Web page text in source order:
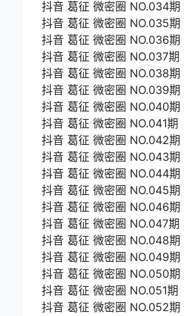
抖音 葛征 微密圈 NO.034期
抖音 葛征 微密圈 NO.035期
抖音 葛征 微密圈 NO.036期
抖音 葛征 微密圈 NO.037期
抖音 葛征 微密圈 NO.038期
抖音 葛征 微密圈 NO.039期
抖音 葛征 微密圈 NO.040期
抖音 葛征 微密圈 NO.041期
抖音 葛征 微密圈 NO.042期
抖音 葛征 微密圈 NO.043期
抖音 葛征 微密圈 NO.044期
抖音 葛征 微密圈 NO.045期
抖音 葛征 微密圈 NO.046期
抖音 葛征 微密圈 NO.047期
抖音 葛征 微密圈 NO.048期
抖音 葛征 微密圈 NO.049期
抖音 葛征 微密圈 NO.050期
抖音 葛征 微密圈 NO.051期
抖音 葛征 微密圈 NO.052期